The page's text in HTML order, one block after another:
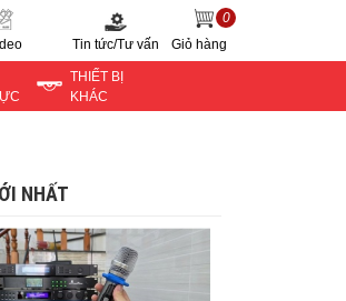
Tin tức/Tư vấn
0
Giỏ hàng
THIẾT BỊ
KHÁC
NHẤT